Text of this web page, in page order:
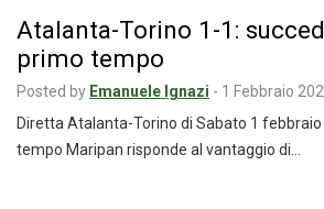
Atalanta-Torino 1-1:
primo tempo
Posted by Emanuele Ignazi - 1 Febbraio
Diretta Atalanta-Torino di Sabato 1
tempo Maripan risponde al vantaggio di…